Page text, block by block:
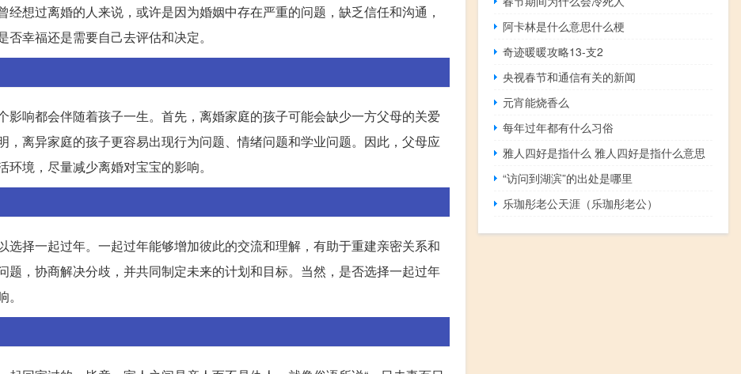
想过离婚的人来说，或许是因为婚姻中存在严重的问题，缺乏信任和沟通，
幸福还是需要自己去评估和决定。
响都会伴随着孩子一生。首先，离婚家庭的孩子可能会缺少一方父母的关爱
离异家庭的孩子更容易出现行为问题、情绪问题和学业问题。因此，父母应
境，尽量减少离婚对宝宝的影响。
择一起过年。一起过年能够增加彼此的交流和理解，有助于重建亲密关系和
，协商解决分歧，并共同制定未来的计划和目标。当然，是否选择一起过年
阿卡林是什么意思什么梗
奇迹暖暖攻略13-支2
央视春节和通信有关的新闻
元宵能烧香么
每年过年都有什么习俗
雅人四好是指什么 雅人四好是指什么意思
“访问到湖滨”的出处是哪里
乐珈彤老公天涯（乐珈彤老公）